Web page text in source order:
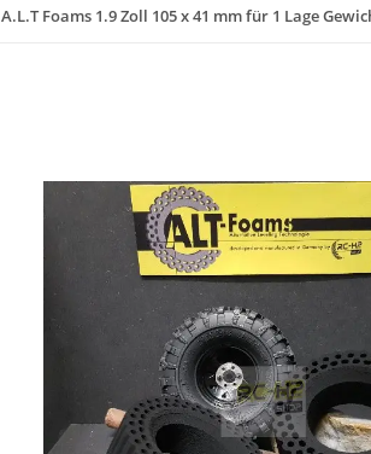
A.L.T Foams 1.9 Zoll 105 x 41 mm für 1 Lage